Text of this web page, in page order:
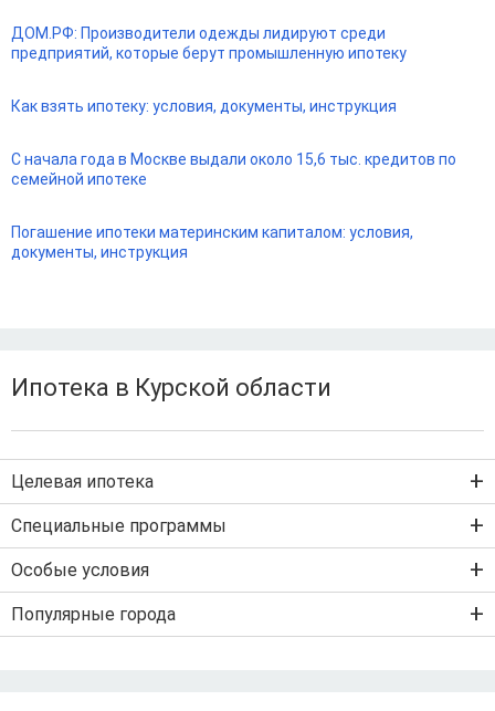
ДОМ.РФ: Производители одежды лидируют среди
предприятий, которые берут промышленную ипотеку
Как взять ипотеку: условия, документы, инструкция
С начала года в Москве выдали около 15,6 тыс. кредитов по
семейной ипотеке
Погашение ипотеки материнским капиталом: условия,
документы, инструкция
Ипотека в Курской области
Целевая ипотека
Ипотека на вторичку
Ипотека на строительство дома
IT-ипотека
Специальные программы
Военная ипотека
Рефинансирование ипотеки
Особые условия
Ипотека без первого взноса
Популярные города